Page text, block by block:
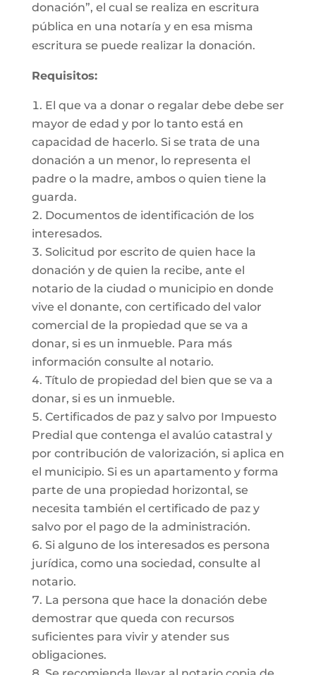
donación”, el cual se realiza en escritura
pública en una notaría y en esa misma
escritura se puede realizar la donación.
Requisitos:
El que va a donar o regalar debe debe ser
mayor de edad y por lo tanto está en
capacidad de hacerlo. Si se trata de una
donación a un menor, lo representa el
padre o la madre, ambos o quien tiene la
guarda.
Documentos de identificación de los
interesados.
Solicitud por escrito de quien hace la
donación y de quien la recibe, ante el
notario de la ciudad o municipio en donde
vive el donante, con certificado del valor
comercial de la propiedad que se va a
donar, si es un inmueble. Para más
información consulte al notario.
Título de propiedad del bien que se va a
donar, si es un inmueble.
Certificados de paz y salvo por Impuesto
Predial que contenga el avalúo catastral y
por contribución de valorización, si aplica en
el municipio. Si es un apartamento y forma
parte de una propiedad horizontal, se
necesita también el certificado de paz y
salvo por el pago de la administración.
Si alguno de los interesados es persona
jurídica, como una sociedad, consulte al
notario.
La persona que hace la donación debe
demostrar que queda con recursos
suficientes para vivir y atender sus
obligaciones.